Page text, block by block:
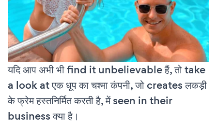
यदि आप अभी भी find it unbelievable हैं, तो take
a look at एक धूप का चश्मा कंपनी, जो creates लकड़ी
के फ्रेम हस्तनिर्मित करती है, में seen in their
business क्या है।